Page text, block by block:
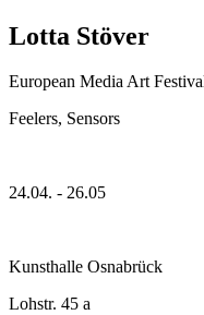
Lotta Stöver
European Media Art
Feelers, Sensors
24.04. - 26.05
Kunsthalle Osnabrück
Lohstr. 45 a